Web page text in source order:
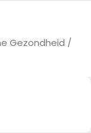
Gezondheid /